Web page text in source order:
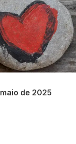
de 2025